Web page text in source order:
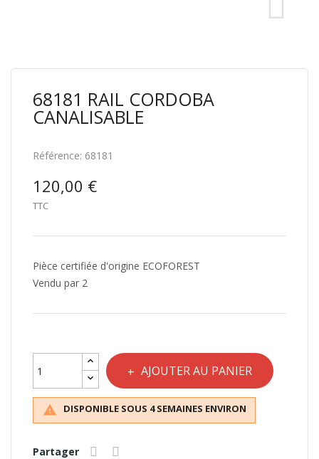
68181 RAIL CORDOBA
CANALISABLE
Référence: 68181
120,00 €
TTC
Pièce certifiée d'origine ECOFOREST
Vendu par 2
AJOUTER AU PANIER
 DISPONIBLE SOUS 4 SEMAINES ENVIRON
Partager